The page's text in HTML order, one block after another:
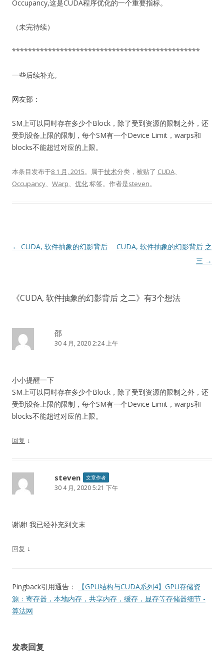
Occupancy,这是CUDA程序优化的一个重要指标。
（未完待续）
***********************************************
一些后续补充。
网友邵：
SM上可以同时存在多少个Block，除了受到资源的限制之外，还
受到设备上限的限制，每个SM有一个Device Limit，warps和
blocks不能超过对应的上限。
本条目发布于8 1 月, 2015。属于技术分类，被贴了 CUDA、
Occupancy、 Warp、 优化标签。 作者是steven。
文
← CUDA, 软件抽象的幻影背后
CUDA, 软件抽象的幻影背后 之
三 →
《CUDA, 软件抽象的幻影背后 之二》有3个想法
邵
30 4 月, 2020 2:24 上午
小小提醒一下
SM上可以同时存在多少个Block，除了受到资源的限制之外，还
受到设备上限的限制，每个SM有一个Device Limit，warps和
blocks不能超过对应的上限。
回复 ↓
steven 文章作者
30 4 月, 2020 5:21 下午
谢谢! 我已经补充到文末
回复 ↓
Pingback引用通告：
【GPU结构与CUDA系列4】GPU存储资
源：寄存器，本地内存，共享内存，缓存，显存等存储器细节 -
算法网
发表回复